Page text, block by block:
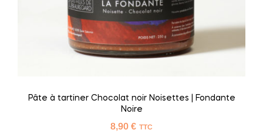
Pâte à tartiner Chocolat noir Noisettes | Fondante
Noire
8,90 € TTC